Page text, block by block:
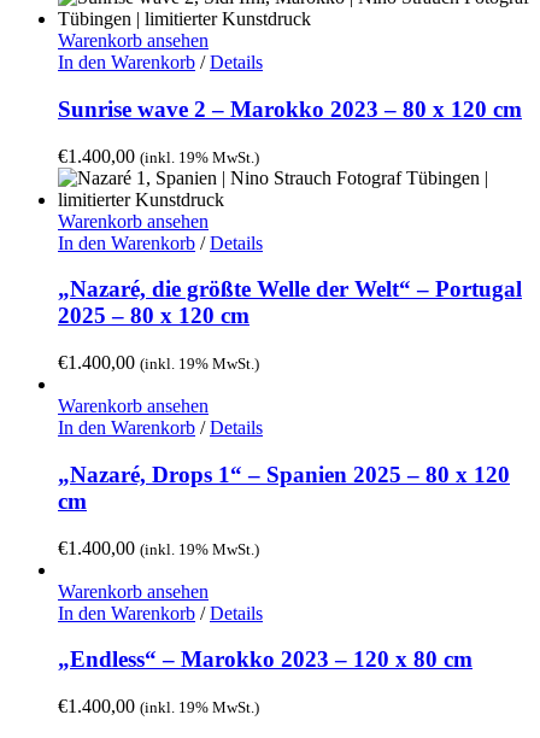
Warenkorb ansehen
In den Warenkorb / Details
Sunrise wave 2 – Marokko 2023 – 80 x 120 cm
€1.400,00 (inkl. 19% MwSt.)
Warenkorb ansehen
In den Warenkorb / Details
„Nazaré, die größte Welle der Welt“ – Portugal
2025 – 80 x 120 cm
€1.400,00 (inkl. 19% MwSt.)
Warenkorb ansehen
In den Warenkorb / Details
„Nazaré, Drops 1“ – Spanien 2025 – 80 x 120
cm
€1.400,00 (inkl. 19% MwSt.)
Warenkorb ansehen
In den Warenkorb / Details
„Endless“ – Marokko 2023 – 120 x 80 cm
€1.400,00 (inkl. 19% MwSt.)